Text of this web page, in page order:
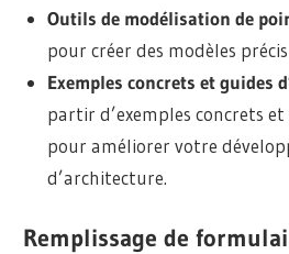
Outils de modélisation de
pour créer des modèles
Exemples concrets et guides
partir d’exemples concrets et
pour améliorer votre
d’architecture.
Remplissage de